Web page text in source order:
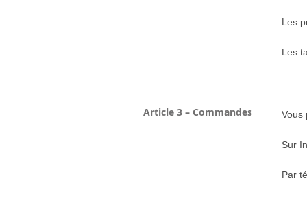
Les
Les
Article 3 – Commandes Vous
Sur
Par